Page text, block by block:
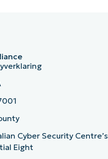
Cyber Security Centre’s
Eight